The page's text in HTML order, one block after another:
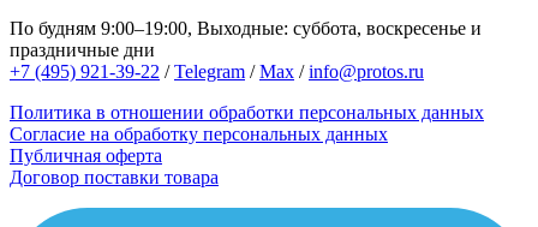
По будням 9:00–19:00, Выходные: суббота, воскресенье и
праздничные дни
+7 (495) 921-39-22 /Telegram /Max /info@protos.ru
Политика в отношении обработки персональных данных
Согласие на обработку персональных данных
Публичная оферта
Договор поставки товара